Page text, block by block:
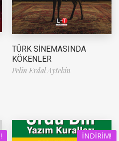
TÜRK SİNEMASINDA
KÖKENLER
Pelin Erdal Aytekin
İNDIRIM!